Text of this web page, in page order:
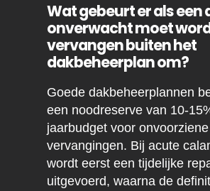
Wat gebeurt er als een
onverwacht moet
vervangen buiten het
dakbeheerplan om?
Goede dakbeheerplannen
een noodreserve van 10-
jaarbudget voor onvoorziene
vervangingen. Bij acute
wordt eerst een tijdelijke
uitgevoerd, waarna de